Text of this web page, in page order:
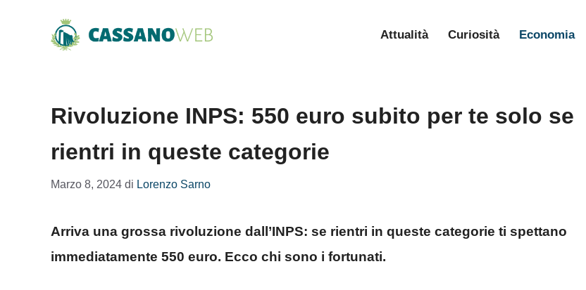
Attualità Curiosità Economia
Rivoluzione INPS: 550 euro subito per te solo se
rientri in queste categorie
Marzo 8, 2024 di Lorenzo Sarno
Arriva una grossa rivoluzione dall’INPS: se rientri in queste categorie ti spettano
immediatamente 550 euro. Ecco chi sono i fortunati.